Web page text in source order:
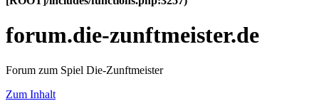
forum.die-zunftmeister.de
Forum zum Spiel Die-Zunftmeister
Zum Inhalt